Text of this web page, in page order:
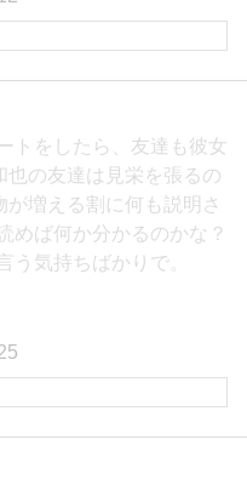
トをしたら、友達も彼女
也の友達は見栄を張るの
増える割に何も説明さ
めば何か分かるのかな？
う気持ちばかりで。